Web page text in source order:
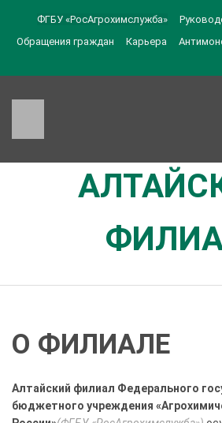
ФГБУ «РосАгрохимслужба»
Обращения граждан
Карьера
О ФИЛИАЛЕ
Алтайский филиал Федерального
бюджетного учреждения